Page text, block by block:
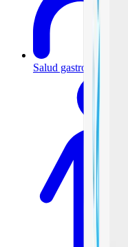
Salud gastrointestinal